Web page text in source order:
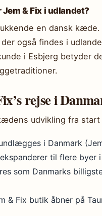
& Fix i udlandet?
en dansk
også findes i
i Esbjerg betyder
rejse i
udvikling fra
i Danmark
til flere byer
som Danmarks
& Fix butik åbner på